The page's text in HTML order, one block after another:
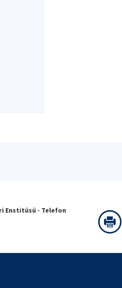
Enstitüsü - Telefon